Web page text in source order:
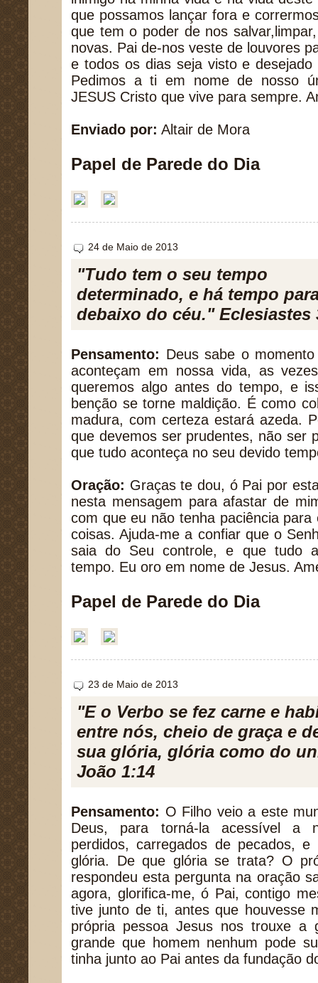
que possamos lançar fora e
que tem o poder de nos
novas. Pai de-nos veste de louvores
e todos os dias seja visto e
Pedimos a ti em nome de nosso
JESUS Cristo que vive para sempre.
Enviado por: Altair de Mora
Papel de Parede do Dia
24 de Maio de 2013
"Tudo tem o seu tempo
determinado, e há tempo
debaixo do céu." Eclesiastes
Pensamento: Deus sabe o
aconteçam em nossa vida, as
queremos algo antes do tempo, e
benção se torne maldição. É como
madura, com certeza estará azeda.
que devemos ser prudentes, não ser
que tudo aconteça no seu devido
Oração: Graças te dou, ó Pai por
nesta mensagem para afastar de
com que eu não tenha paciência
coisas. Ajuda-me a confiar que o
saia do Seu controle, e que tudo
tempo. Eu oro em nome de Jesus.
Papel de Parede do Dia
23 de Maio de 2013
"E o Verbo se fez carne e
entre nós, cheio de graça e
sua glória, glória como do
João 1:14
Pensamento: O Filho veio a este
Deus, para torná-la acessível a
perdidos, carregados de pecados,
glória. De que glória se trata? O
respondeu esta pergunta na oração
agora, glorifica-me, ó Pai, contigo
tive junto de ti, antes que houvesse
própria pessoa Jesus nos trouxe a
grande que homem nenhum pode
tinha junto ao Pai antes da fundação